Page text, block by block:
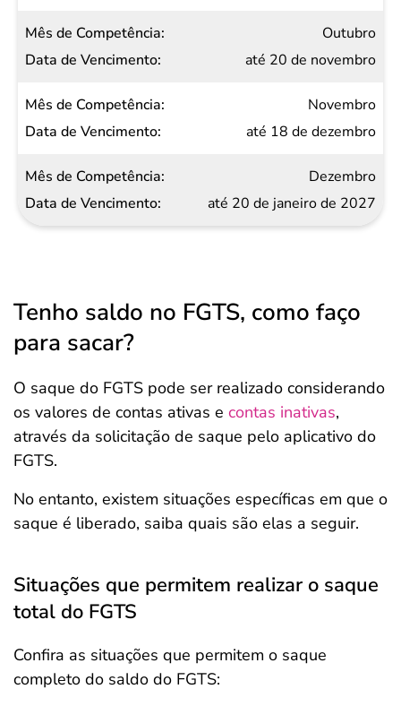
Outubro
até 20 de novembro
Novembro
até 18 de dezembro
Dezembro
até 20 de janeiro de 2027
Tenho saldo no FGTS, como faço
para sacar?
O saque do FGTS pode ser realizado considerando
os valores de contas ativas e contas inativas,
através da solicitação de saque pelo aplicativo do
FGTS.
No entanto, existem situações específicas em que o
saque é liberado, saiba quais são elas a seguir.
Situações que permitem realizar o saque
total do FGTS
Confira as situações que permitem o saque
completo do saldo do FGTS: